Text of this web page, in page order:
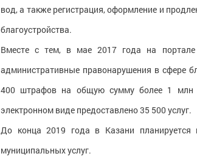
вод, а также регистрация, оформление и
благоустройства.
Вместе с тем, в мае 2017 года на портале
административные правонарушения в сфере
400 штрафов на общую сумму более 1 млн
электронном виде предоставлено 35 500 услуг.
До конца 2019 года в Казани
муниципальных услуг.